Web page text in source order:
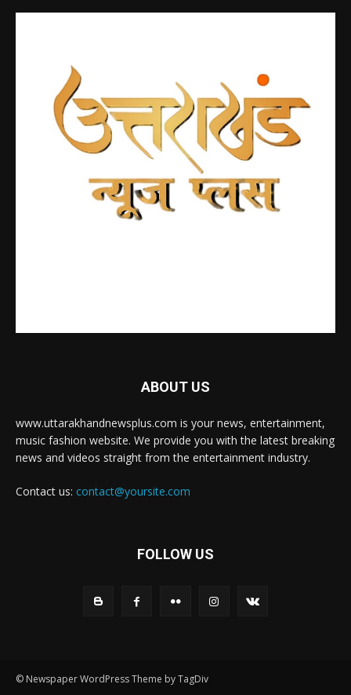
ABOUT US
www.uttarakhandnewsplus.com is your news, entertainment,
music fashion website. We provide you with the latest breaking
news and videos straight from the entertainment industry.
Contact us: contact@yoursite.com
FOLLOW US
© Newspaper WordPress Theme by TagDiv